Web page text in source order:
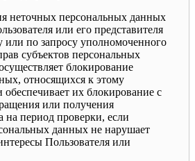
неточных персональных данных
или его представителя
или по запросу уполномоченного
субъектов персональных
блокирование
относящихся к этому
их блокирование с
или получения
на период проверки, если
данных не нарушает
Пользователя или